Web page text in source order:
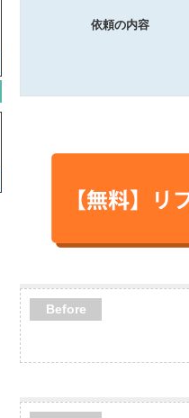
依頼の内容
Before